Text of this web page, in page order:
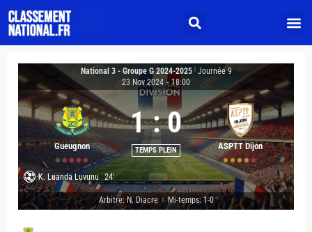
National 3 - Groupe G 2024-2025
Journée 9
23 Nov 2024 - 18:00
Gueugnon
1 : 0
TEMPS PLEIN ASPTT Dijon
K. Luanda Luvunu 24'
Arbitre: N. Diacre | Mi-temps: 1-0